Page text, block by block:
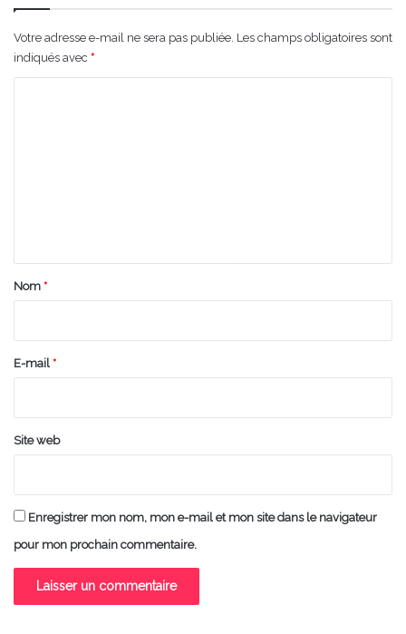
Votre adresse e-mail ne sera pas publiée. Les champs obligatoires sont
indiqués avec *
a
e
Nom *
E-mail *
Site web
Enregistrer mon nom, mon e-mail et mon site dans le navigateur
pour mon prochain commentaire.